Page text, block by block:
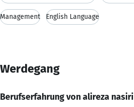
Management English Language
Werdegang
Berufserfahrung von alireza nasiri